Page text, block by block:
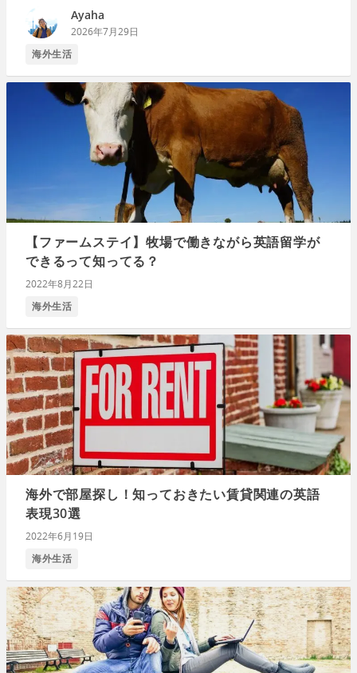
Ayaha
2026年7月29日
海外生活
【ファームステイ】牧場で働きながら英語留学が
できるって知ってる？
2022年8月22日
海外生活
海外で部屋探し！知っておきたい賃貸関連の英語
表現30選
2022年6月19日
海外生活